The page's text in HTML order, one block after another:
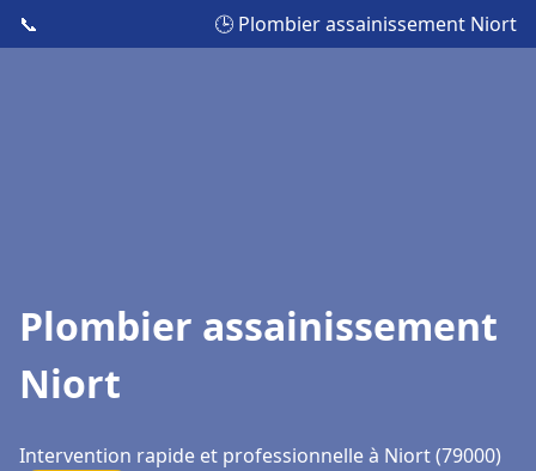
📞 🕒 Plombier assainissement Niort
Plombier assainissement
Niort
Intervention rapide et professionnelle à Niort (79000)